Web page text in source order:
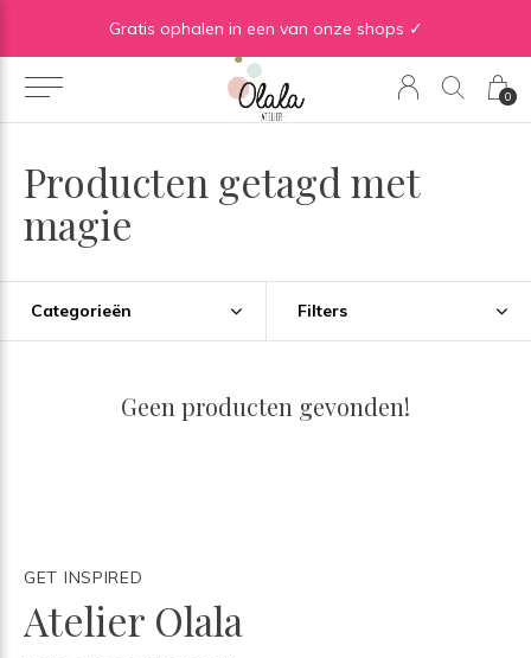
0
Gratis ophalen in een van onze shops ✓
Producten getagd met
magie
Categorieën Filters
Geen producten gevonden!
GET INSPIRED
Atelier Olala